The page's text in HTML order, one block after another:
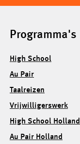
Programma's
High School
Au Pair
Taalreizen
Vrijwilligerswerk
High School Holland
Au Pair Holland